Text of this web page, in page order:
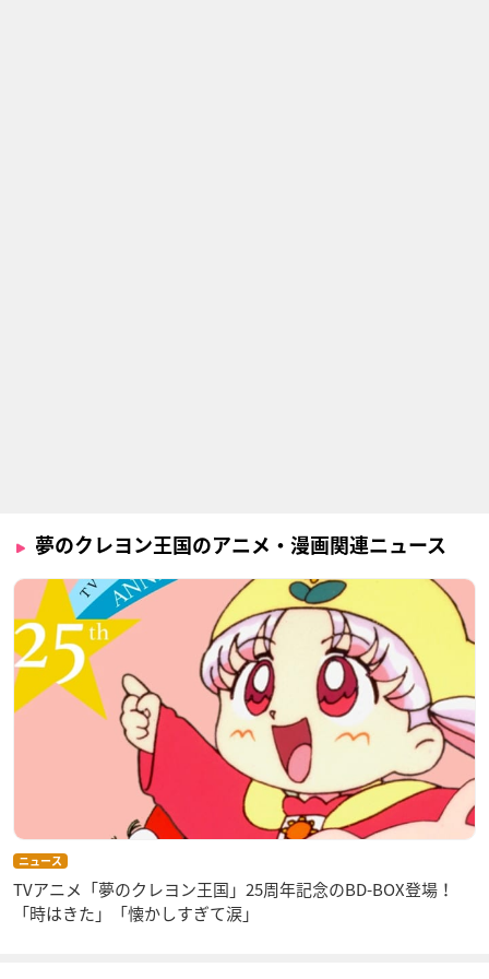
夢のクレヨン王国のアニメ・漫画関連ニュース
ニュース
TVアニメ「夢のクレヨン王国」25周年記念のBD-BOX登場！
「時はきた」「懐かしすぎて涙」